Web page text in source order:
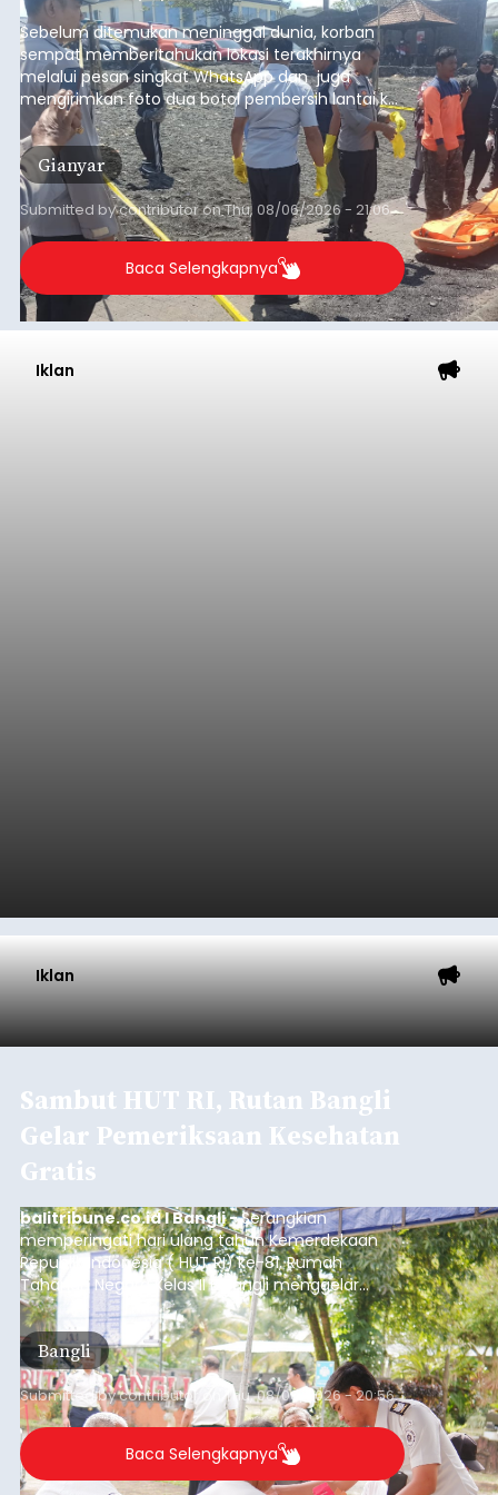
pesisir Pantai Purnama, Sukawati.
Sebelum ditemukan meninggal dunia, korban
sempat memberitahukan lokasi terakhirnya
melalui pesan singkat WhatsApp dan juga
mengirimkan foto dua botol pembersih lantai ke
istrinya.
Gianyar
Submitted bycontributoronThu, 08/06/2026 - 21:06
Baca Selengkapnya
Iklan
Iklan
Sambut HUT RI, Rutan Bangli
Gelar Pemeriksaan Kesehatan
Gratis
balitribune.co.id I Bangli -Serangkian
memperingati hari ulang tahun Kemerdekaan
Republik Indonesia ( HUT RI) ke-81, Rumah
Tahanan Negara Kelas II B Bangli menggelar
kegiatan pemeriksaan kesehatan gratis, Rabu
(6/8/2026).
Bangli
Submitted bycontributor Thu, 08/06/2026 - 20:56
Baca Selengkapnya